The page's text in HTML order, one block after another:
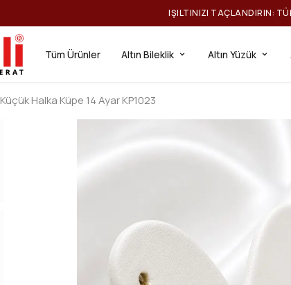
IŞILTINIZI TAÇLANDIRIN:
Tüm Ürünler Altın Bileklik Altın Yüzük
Küçük Halka Küpe 14 Ayar KP1023